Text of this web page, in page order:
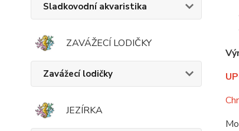
Sladkovodní akvaristika
ZAVÁŽECÍ LODIČKY
Zavážecí lodičky
JEZÍRKA